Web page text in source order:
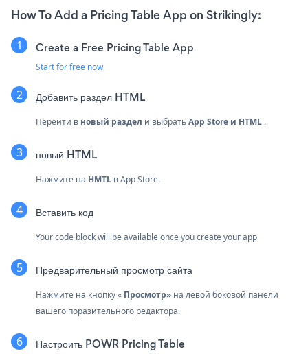
How To Add a Pricing Table App on Strikingly:
Create a Free Pricing Table App
Start for free now
Добавить раздел HTML
Перейти в новый раздел и выбратьApp Store и HTML .
новый HTML
Нажмите на HMTL в App Store.
Вставить код
Your code block will be available once you create your app
Предварительный просмотр сайта
Нажмите на кнопку « Просмотр» на левой боковой панели
вашего поразительного редактора.
Настроить POWR Pricing Table